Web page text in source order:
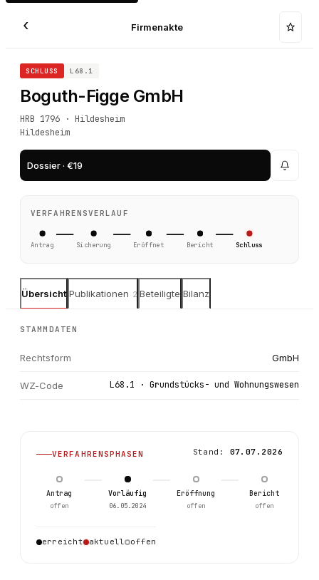
‹ Firmenakte
SCHLUSS L68.1
Boguth-Figge GmbH
HRB 1796 · Hildesheim
Hildesheim
Dossier · €19
VERFAHRENSVERLAUF
Antrag Sicherung Eröffnet Bericht Schluss
Übersicht Publikationen 2 Beteiligte Bilanz
STAMMDATEN
Rechtsform GmbH
WZ-Code L68.1 · Grundstücks- und Wohnungswesen
VERFAHRENSPHASEN Stand: 07.07.2026
Antrag
offen
Vorläufig
06.05.2024
Eröffnung
offen
Bericht
offen
erreicht aktuell offen